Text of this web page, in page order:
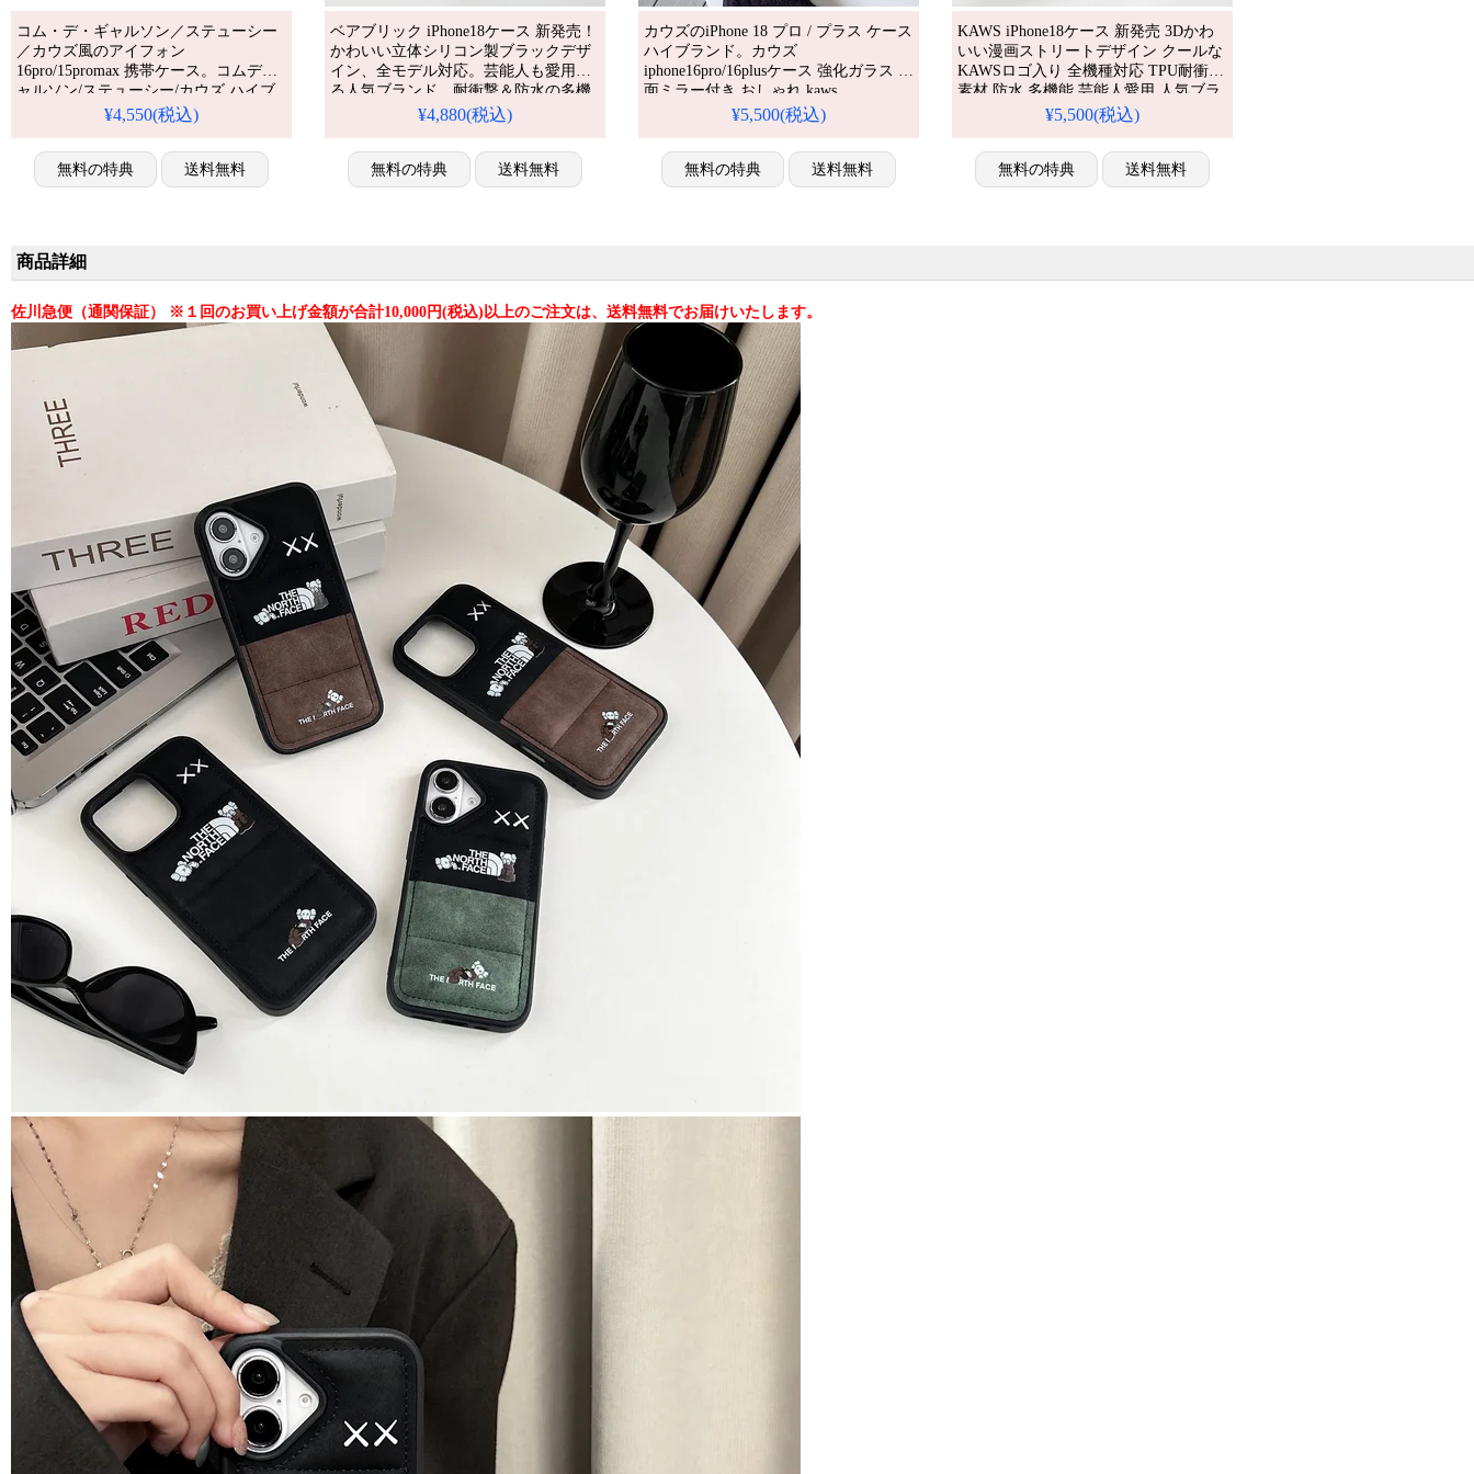
コム・デ・ギャルソン／ステューシー
／カウズ風のアイフォン
16pro/15promax 携帯ケース。コムデギ
ャルソン/ステューシー/カウズ ハイブ
ランド iphone15/15plusスマホケース 超
Garçons/Stussy/Kaws パロディ風 アイフ
ォン14/14promax携帯ケース かわいい
大学生愛用 シリコン 半透明 ブランド
¥4,550(税込)
無料の特典 送料無料
ベアブリック iPhone18ケース 新発売！
かわいい立体シリコン製ブラックデザ
イン、全モデル対応。芸能人も愛用す
る人気ブランド、耐衝撃＆防水の多機
能仕様。かわいいベアブリックスタイ
iPhone17pro/16promaxケースとしても使
える優れもの！（キャラクターケー
ス・スマホケース黒）
¥4,880(税込)
無料の特典 送料無料
カウズのiPhone 18 プロ / プラス ケース
ハイブランド。カウズ
iphone16pro/16plusケース 強化ガラス 背
面ミラー付き おしゃれ kaws
iphone15promax/15スマホケース 鏡面
iphone14ケース ブランド 通販。芸能人
も愛用する人気アイテム。耐衝撃・防
水・多機能でかわいい。おしゃれでシ
¥5,500(税込)
無料の特典 送料無料
KAWS iPhone18ケース 新発売 3Dかわ
いい漫画ストリートデザイン クールな
KAWSロゴ入り 全機種対応 TPU耐衝撃
素材 防水 多機能 芸能人愛用 人気ブラ
ンド かわいいKAWSキャラクタースタ
iPhone16/15promax/14/13対応 おすすめ
iPhone 17 プロ / プラス ケース
¥5,500(税込)
無料の特典 送料無料
商品詳細
佐川急便（通関保証） ※１回のお買い上げ金額が合計10,000円(税込)以上のご注文は、送料無料でお届けいたします。